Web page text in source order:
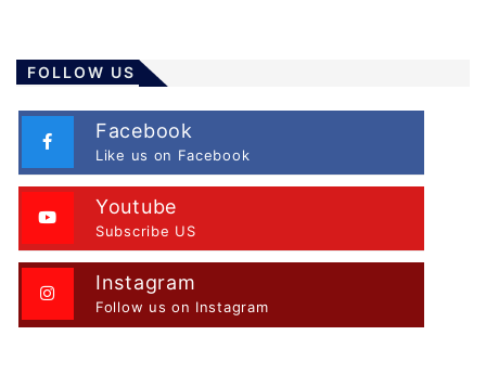
FOLLOW US
Facebook
Like us on Facebook
Youtube
Subscribe US
Instagram
Follow us on Instagram